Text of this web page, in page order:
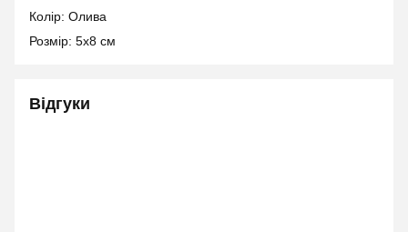
Колір: Олива
Розмір: 5х8 см
Відгуки